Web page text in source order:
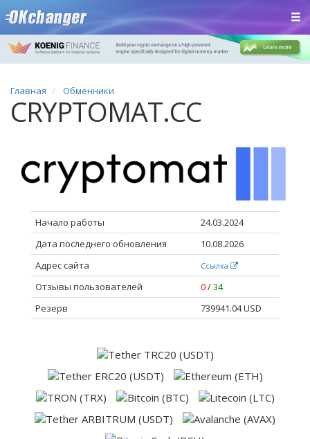
Главная Обменники
CRYPTOMAT.CC
Начало работы
24.03.2024
Дата последнего обновления
10.08.2026
Адрес сайта
Ссылка
Отзывы пользователей 0/34
Резерв
739941.04 USD